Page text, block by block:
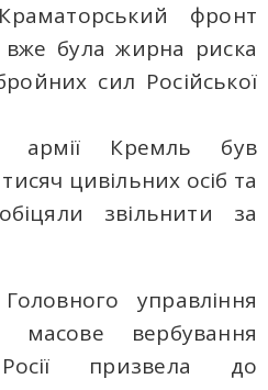
фронт
була жирна риска
сил Російської
армії Кремль був
цивільних осіб та
звільнити за
управління
масове вербування
призвела до